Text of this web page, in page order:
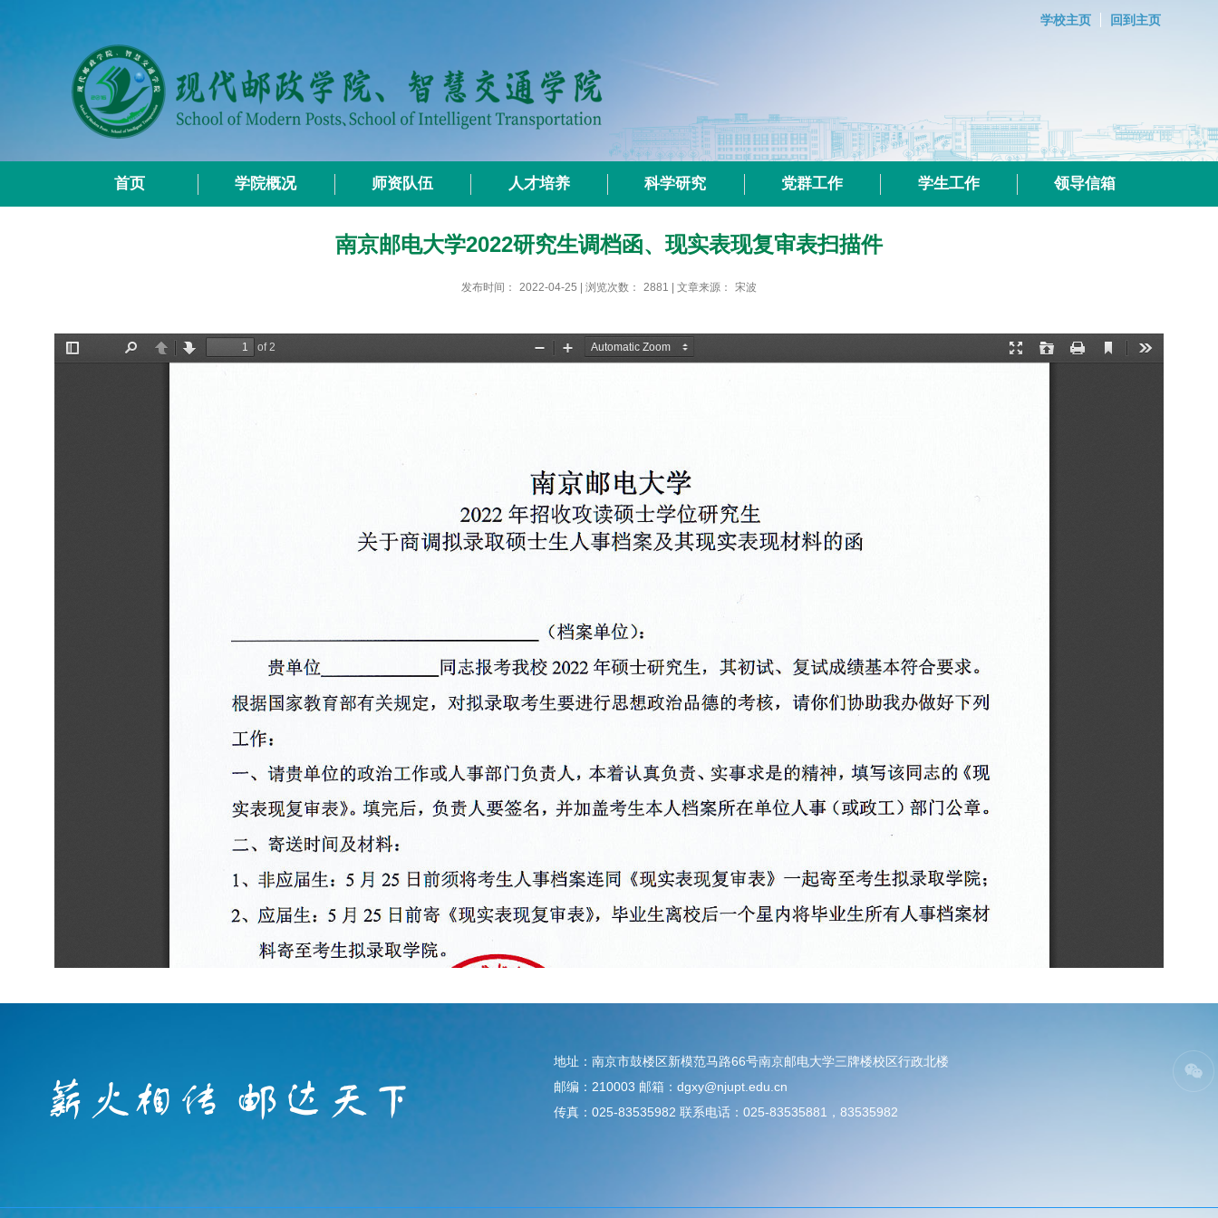
学校主页 回到主页
首页 学院概况 师资队伍 人才培养 科学研究 党群工作 学生工作 领导信箱
南京邮电大学2022研究生调档函、现实表现复审表扫描件
发布时间： 2022-04-25 | 浏览次数： 2881 | 文章来源： 宋波
地址：南京市鼓楼区新模范马路66号南京邮电大学三牌楼校区行政北楼
邮编：210003 邮箱：dgxy@njupt.edu.cn
传真：025-83535982 联系电话：025-83535881，83535982